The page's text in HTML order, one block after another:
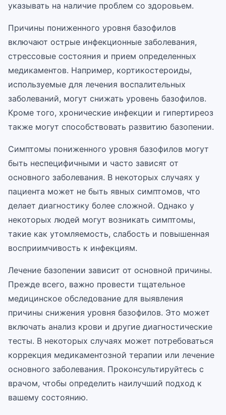
указывать на наличие проблем со здоровьем.
Причины пониженного уровня базофилов
включают острые инфекционные заболевания,
стрессовые состояния и прием определенных
медикаментов. Например, кортикостероиды,
используемые для лечения воспалительных
заболеваний, могут снижать уровень базофилов.
Кроме того, хронические инфекции и гипертиреоз
также могут способствовать развитию базопении.
Симптомы пониженного уровня базофилов могут
быть неспецифичными и часто зависят от
основного заболевания. В некоторых случаях у
пациента может не быть явных симптомов, что
делает диагностику более сложной. Однако у
некоторых людей могут возникать симптомы,
такие как утомляемость, слабость и повышенная
восприимчивость к инфекциям.
Лечение базопении зависит от основной причины.
Прежде всего, важно провести тщательное
медицинское обследование для выявления
причины снижения уровня базофилов. Это может
включать анализ крови и другие диагностические
тесты. В некоторых случаях может потребоваться
коррекция медикаментозной терапии или лечение
основного заболевания. Проконсультируйтесь с
врачом, чтобы определить наилучший подход к
вашему состоянию.